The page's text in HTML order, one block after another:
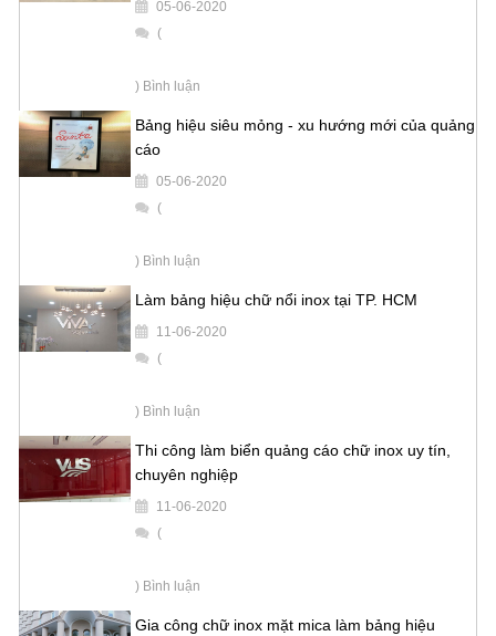
05-06-2020
(
) Bình luận
Bảng hiệu siêu mỏng - xu hướng mới của quảng
cáo
05-06-2020
(
) Bình luận
Làm bảng hiệu chữ nổi inox tại TP. HCM
11-06-2020
(
) Bình luận
Thi công làm biển quảng cáo chữ inox uy tín,
chuyên nghiệp
11-06-2020
(
) Bình luận
Gia công chữ inox mặt mica làm bảng hiệu